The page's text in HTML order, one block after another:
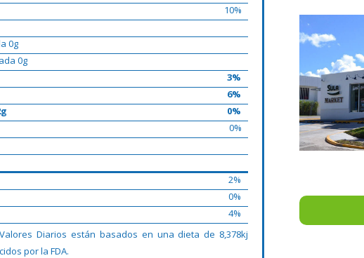
10%
0g
0g
3%
6%
0%
0%
2%
0%
4%
Diarios están basados en una dieta de 8,378kj
por la FDA.